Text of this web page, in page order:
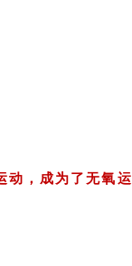
动，成为了无氧运